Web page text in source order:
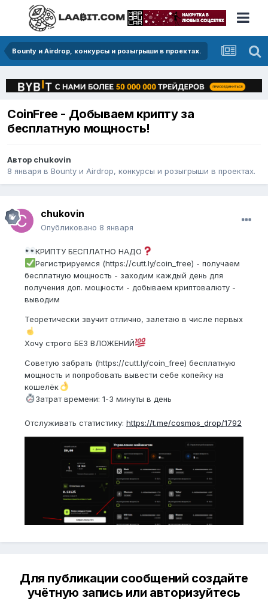
Bounty и Airdrop, конкурсы и розыгрыши в проектах.
CoinFree - Добываем крипту за
бесплатную мощность!
Автор chukovin
8 января в Bounty и Airdrop, конкурсы и розыгрыши в проектах.
chukovin
Опубликовано 8 января
КРИПТУ БЕСПЛАТНО НАДО
Регистрируемся (https://cutt.ly/coin_free) - получаем
бесплатную мощность - заходим каждый день для
получения доп. мощности - добываем криптовалюту -
выводим
Теоретически звучит отлично, залетаю в числе первых
Хочу строго БЕЗ ВЛОЖЕНИЙ
Советую забрать (https://cutt.ly/coin_free) бесплатную
мощность и попробовать вывести себе копейку на
кошелёк
Затрат времени: 1-3 минуты в день
Отслуживать статистику: https://t.me/cosmos_drop/1792
Для публикации сообщений создайте
учётную запись или авторизуйтесь